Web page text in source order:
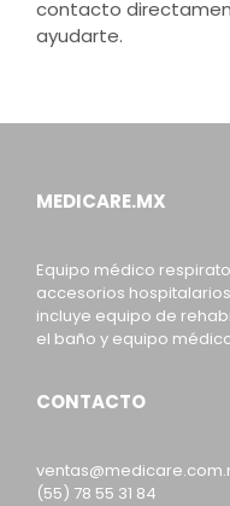
contacto
ayudarte.
MEDICARE.MX
Equipo médico
accesorios
incluye equipo de
el baño y equipo
CONTACTO
(55) 78 55 31 84